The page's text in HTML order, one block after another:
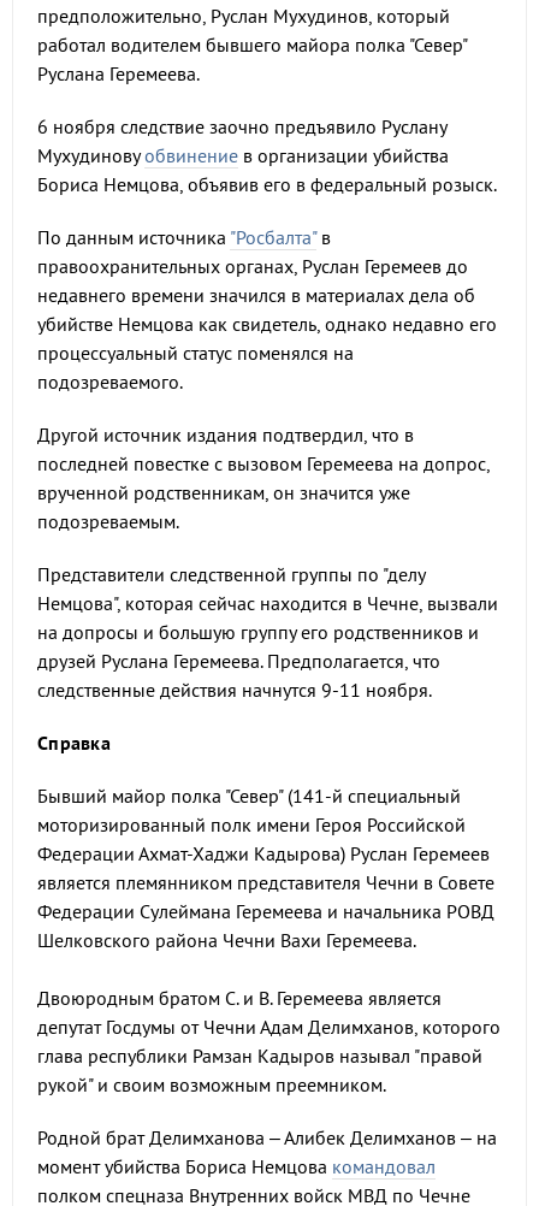
предположительно, Руслан Мухудинов, который
работал водителем бывшего майора полка "Север"
Руслана Геремеева.
6 ноября следствие заочно предъявило Руслану
Мухудиновуобвинение в организации убийства
Бориса Немцова, объявив его в федеральный розыск.
По данным источника "Росбалта"в
правоохранительных органах, Руслан Геремеев до
недавнего времени значился в материалах дела об
убийстве Немцова как свидетель, однако недавно его
процессуальный статус поменялся на
подозреваемого.
Другой источник издания подтвердил, что в
последней повестке с вызовом Геремеева на допрос,
врученной родственникам, он значится уже
подозреваемым.
Представители следственной группы по "делу
Немцова", которая сейчас находится в Чечне, вызвали
на допросы и большую группу его родственников и
друзей Руслана Геремеева. Предполагается, что
следственные действия начнутся 9-11 ноября.
Справка
Бывший майор полка "Север" (141-й специальный
моторизированный полк имени Героя Российской
Федерации Ахмат-Хаджи Кадырова) Руслан Геремеев
является племянником представителя Чечни в Совете
Федерации Сулеймана Геремеева и начальника РОВД
Шелковского района Чечни Вахи Геремеева.
Двоюродным братом С. и В. Геремеева является
депутат Госдумы от Чечни Адам Делимханов, которого
глава республики Рамзан Кадыров называл "правой
рукой" и своим возможным преемником.
Родной брат Делимханова – Алибек Делимханов – на
момент убийства Бориса Немцова командовал
полком спецназа Внутренних войск МВД по Чечне